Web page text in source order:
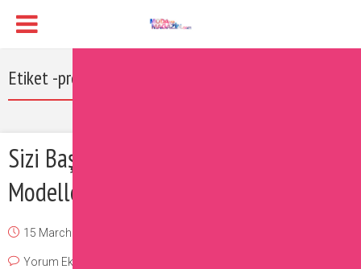
Etiket -pronovias 2017
Sizi Baştan Çıkaracak Pembe Gelinlik
Modelleri
15 March 2017
Yorum Ekle